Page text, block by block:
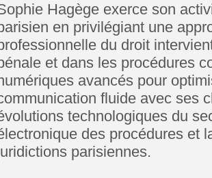
Hagège exerce son
en privilégiant une
du droit
et dans les procédures
avancés pour
fluide avec ses
technologiques du
des procédures et
parisiennes.